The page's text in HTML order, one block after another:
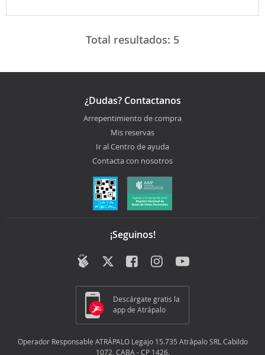
Total resultados: 5
¿Dudas? Contactanos
Arrepentimiento de compra
Mis reservas
Ir al Centro de ayuda
Contacta con nosotros
¡Seguinos!
Descárgate gratis la
app de Atrápalo
Operador Responsable ATRÁPALO Legajo 15.735 Atrápalo SRL Cabildo
1072, CABA - CP 1426.